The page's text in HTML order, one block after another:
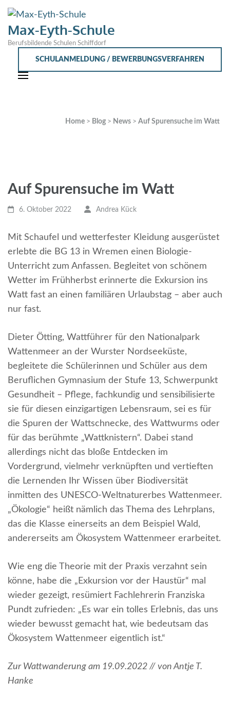
Max-Eyth-Schule
Berufsbildende Schulen Schiffdorf
SCHULANMELDUNG / BEWERBUNGSVERFAHREN
Home > Blog > News > Auf Spurensuche im Watt
Auf Spurensuche im Watt
6. Oktober 2022 Andrea Kück
Mit Schaufel und wetterfester Kleidung ausgerüstet
erlebte die BG 13 in Wremen einen Biologie-
Unterricht zum Anfassen. Begleitet von schönem
Wetter im Frühherbst erinnerte die Exkursion ins
Watt fast an einen familiären Urlaubstag – aber auch
nur fast.
Dieter Ötting, Wattführer für den Nationalpark
Wattenmeer an der Wurster Nordseeküste,
begleitete die Schülerinnen und Schüler aus dem
Beruflichen Gymnasium der Stufe 13, Schwerpunkt
Gesundheit – Pflege, fachkundig und sensibilisierte
sie für diesen einzigartigen Lebensraum, sei es für
die Spuren der Wattschnecke, des Wattwurms oder
für das berühmte „Wattknistern“. Dabei stand
allerdings nicht das bloße Entdecken im
Vordergrund, vielmehr verknüpften und vertieften
die Lernenden Ihr Wissen über Biodiversität
inmitten des UNESCO-Weltnaturerbes Wattenmeer.
„Ökologie“ heißt nämlich das Thema des Lehrplans,
das die Klasse einerseits an dem Beispiel Wald,
andererseits am Ökosystem Wattenmeer erarbeitet.
Wie eng die Theorie mit der Praxis verzahnt sein
könne, habe die „Exkursion vor der Haustür“ mal
wieder gezeigt, resümiert Fachlehrerin Franziska
Pundt zufrieden: „Es war ein tolles Erlebnis, das uns
wieder bewusst gemacht hat, wie bedeutsam das
Ökosystem Wattenmeer eigentlich ist.“
Zur Wattwanderung am 19.09.2022 // von Antje T.
Hanke